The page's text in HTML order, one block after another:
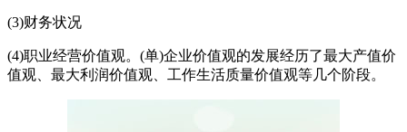
(3)财务状况
(4)职业经营价值观。(单)企业价值观的发展经历了最大产值价
值观、最大利润价值观、工作生活质量价值观等几个阶段。